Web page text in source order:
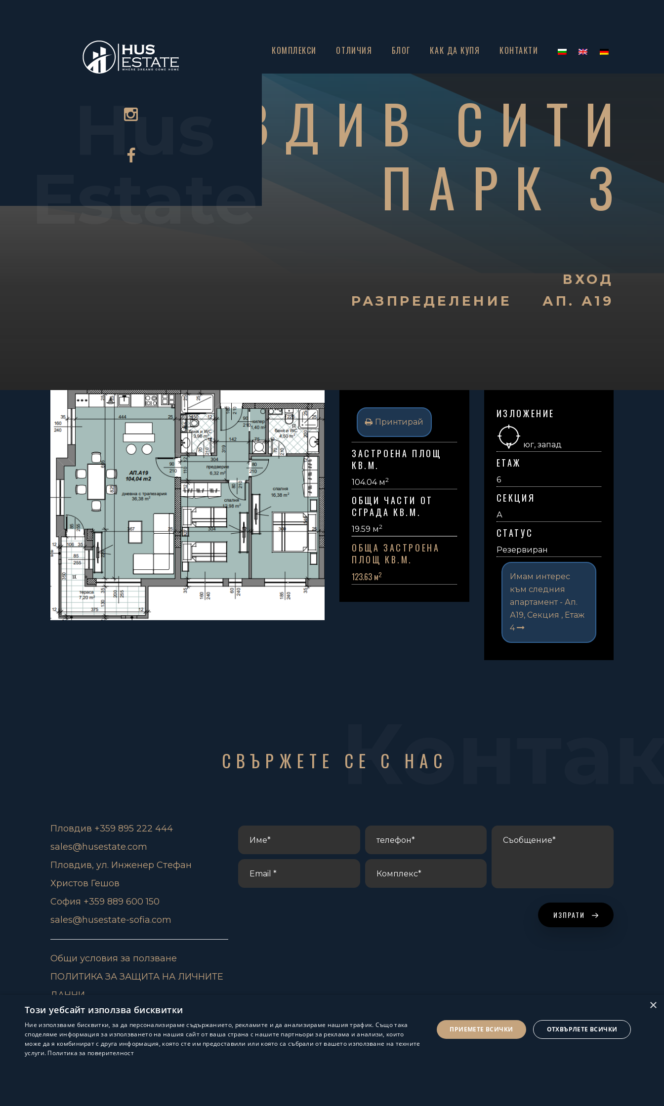
Hus
Estate
КОМПЛЕКСИ ОТЛИЧИЯ БЛОГ КАК ДА КУПЯ КОНТАКТИ
ПЛОВДИВ СИТИ
ПАРК 3
РАЗПРЕДЕЛЕНИЕ
ВХОД
АП. А19
Принтирай
ЗАСТРОЕНА ПЛОЩ
КВ.М.
104.04 м2
ОБЩИ ЧАСТИ ОТ
СГРАДА КВ.М.
19.59 м2
ОБЩА ЗАСТРОЕНА
ПЛОЩ КВ.М.
123.63 м2
ИЗЛОЖЕНИЕ
юг, запад
ЕТАЖ
6
СЕКЦИЯ
А
СТАТУС
Резервиран
Имам интерес
към следния
апартамент - Ап.
А19, Секция , Етаж
4
СВЪРЖЕТЕ СЕ С НАС
Пловдив +359 895 222 444
sales@husestate.com
Пловдив, ул. Инженер Стефан
Христов Гешов
София +359 889 600 150
sales@husestate-sofia.com
Общи условия за ползване
ПОЛИТИКА ЗА ЗАЩИТА НА ЛИЧНИТЕ
ДАННИ
ИЗПРАТИ
×
Този уебсайт използва бисквитки
Ние използваме бисквитки, за да персонализираме съдържанието, рекламите и да анализираме нашия трафик. Също така
споделяме информация за използването на нашия сайт от ваша страна с нашите партньори за реклама и анализи, които
може да я комбинират с друга информация, която сте им предоставили или която са събрали от вашето използване на техните
услуги. Политика за поверителност
ПРИЕМЕТЕ ВСИЧКИ ОТХВЪРЛЕТЕ ВСИЧКИ